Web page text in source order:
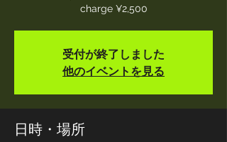
charge ¥2,500
受付が終了しました
他のイベントを見る
日時・場所